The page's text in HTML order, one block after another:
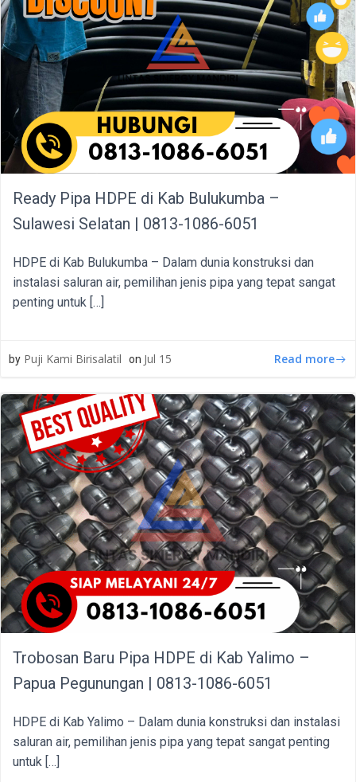
Ready Pipa HDPE di Kab Bulukumba –
Sulawesi Selatan | 0813-1086-6051
HDPE di Kab Bulukumba – Dalam dunia konstruksi dan
instalasi saluran air, pemilihan jenis pipa yang tepat sangat
penting untuk […]
by Puji Kami Birisalatil on Jul 15 Read more
Trobosan Baru Pipa HDPE di Kab Yalimo –
Papua Pegunungan | 0813-1086-6051
HDPE di Kab Yalimo – Dalam dunia konstruksi dan instalasi
saluran air, pemilihan jenis pipa yang tepat sangat penting
untuk […]